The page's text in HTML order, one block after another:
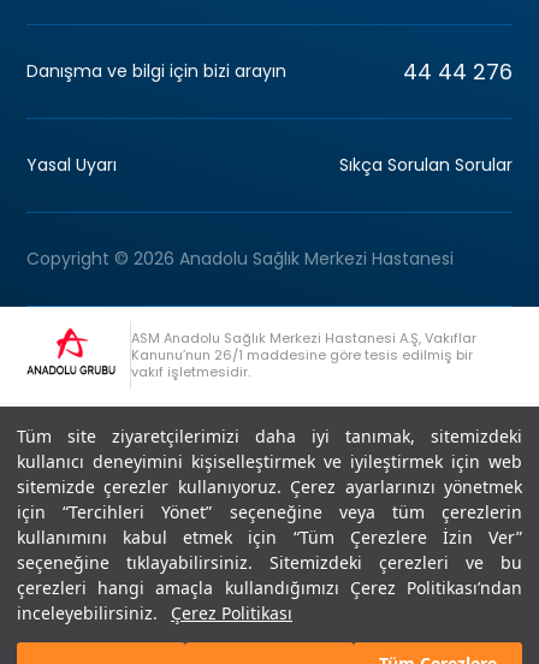
Tüm site ziyaretçilerimizi daha iyi tanımak, sitemizdeki
kullanıcı deneyimini kişiselleştirmek ve iyileştirmek için web
sitemizde çerezler kullanıyoruz. Çerez ayarlarınızı yönetmek
için “Tercihleri Yönet” seçeneğine veya tüm çerezlerin
kullanımını kabul etmek için “Tüm Çerezlere İzin Ver”
seçeneğine tıklayabilirsiniz. Sitemizdeki çerezleri ve bu
çerezleri hangi amaçla kullandığımızı Çerez Politikası’ndan
inceleyebilirsiniz.
Çerez Politikası
Danışma ve bilgi için bizi arayın 44 44 276
Yasal Uyarı Sıkça Sorulan Sorular
Copyright © 2026 Anadolu Sağlık Merkezi Hastanesi
ASM Anadolu Sağlık Merkezi Hastanesi A.Ş, Vakıflar
Kanunu’nun 26/1 maddesine göre tesis edilmiş bir
vakıf işletmesidir.
Anadolu Grubu Danışma Hattı +90 (262) 678 54 00
Son Güncellenme: 07.07.2026
Editör : Didem Akçay Göktepe | 44 44 276